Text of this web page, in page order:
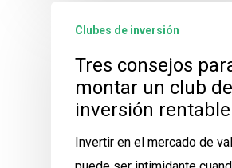
Clubes de inversión
Tres consejos
montar un club de
inversión rentable
Invertir en el mercado de